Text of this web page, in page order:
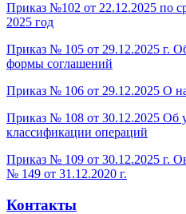
Приказ №102 от 22.12.2025 по
2025 год
Приказ № 105 от 29.12.2025 г.
формы соглашений
Приказ № 106 от 29.12.2025 О
Приказ № 108 от 30.12.2025 Об
классификации операций
Приказ № 109 от 30.12.2025 г.
№ 149 от 31.12.2020 г.
Контакты